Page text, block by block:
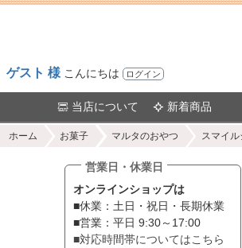
ゲスト 様 こんにちは ログイン
当店について 新着商品
ホーム お菓子 マルタのおやつ スマイ
営業日・休業日
オンラインショップは
■休業：土日・祝日・長期休業
■営業：平日 9:30～17:00
■対応時間帯についてはこちら